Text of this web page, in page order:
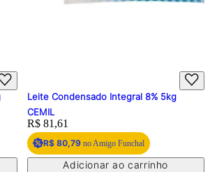
Leite Condensado Integral 8% 5kg
CEMIL
Price:
R$ 81,61
R$ 80,79no Amigo Funchal
Adicionar ao carrinho